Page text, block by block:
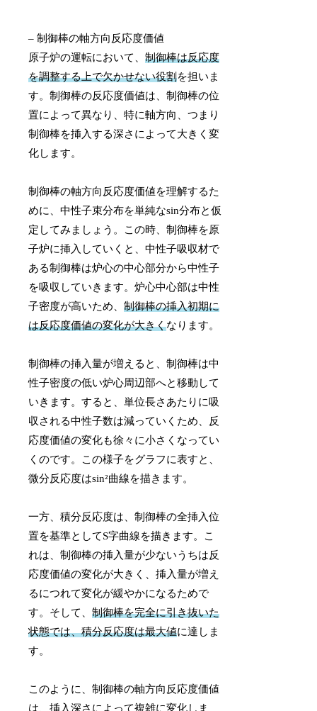
– 制御棒の軸方向反応度価値
原子炉の運転において、制御棒は反応度
を調整する上で欠かせない役割を担いま
す。制御棒の反応度価値は、制御棒の位
置によって異なり、特に軸方向、つまり
制御棒を挿入する深さによって大きく変
化します。
制御棒の軸方向反応度価値を理解するた
めに、中性子束分布を単純なsin分布と仮
定してみましょう。この時、制御棒を原
子炉に挿入していくと、中性子吸収材で
ある制御棒は炉心の中心部分から中性子
を吸収していきます。炉心中心部は中性
子密度が高いため、制御棒の挿入初期に
は反応度価値の変化が大きくなります。
制御棒の挿入量が増えると、制御棒は中
性子密度の低い炉心周辺部へと移動して
いきます。すると、単位長さあたりに吸
収される中性子数は減っていくため、反
応度価値の変化も徐々に小さくなってい
くのです。この様子をグラフに表すと、
微分反応度はsin²曲線を描きます。
一方、積分反応度は、制御棒の全挿入位
置を基準としてS字曲線を描きます。こ
れは、制御棒の挿入量が少ないうちは反
応度価値の変化が大きく、挿入量が増え
るにつれて変化が緩やかになるためで
す。そして、制御棒を完全に引き抜いた
状態では、積分反応度は最大値に達しま
す。
このように、制御棒の軸方向反応度価値
は、挿入深さによって複雑に変化しま